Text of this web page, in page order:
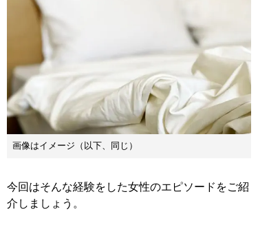
画像はイメージ（以下、同じ）
今回はそんな経験をした女性のエピソードをご紹
介しましょう。